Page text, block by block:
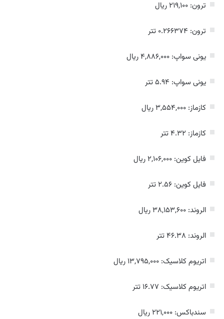
ترون: ۲۱۹,۱۰۰ ریال
ترون: ۰.۲۶۶۳۷۴ تتر
یونی سواپ: ۴,۸۸۶,۰۰۰ ریال
یونی سواپ: ۵.۹۴ تتر
کازماز: ۳,۵۵۴,۰۰۰ ریال
کازماز: ۴.۳۲ تتر
فایل کوین: ۲,۱۰۶,۰۰۰ ریال
فایل کوین: ۲.۵۶ تتر
الروند: ۳۸,۱۵۳,۶۰۰ ریال
الروند: ۴۶.۳۸ تتر
اتریوم کلاسیک: ۱۳,۷۹۵,۰۰۰ ریال
اتریوم کلاسیک: ۱۶.۷۷ تتر
سندباکس: ۲۲۱,۰۰۰ ریال